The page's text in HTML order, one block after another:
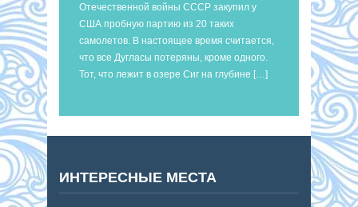
Отечественной войны СССР закупил у
США пробную партию из 20 таких
самолетов. В настоящее время считается,
что все Дугласы потеряны, кроме одного.
Тот, что лежит в озере Сиг на глубине […]
ИНТЕРЕСНЫЕ МЕСТА